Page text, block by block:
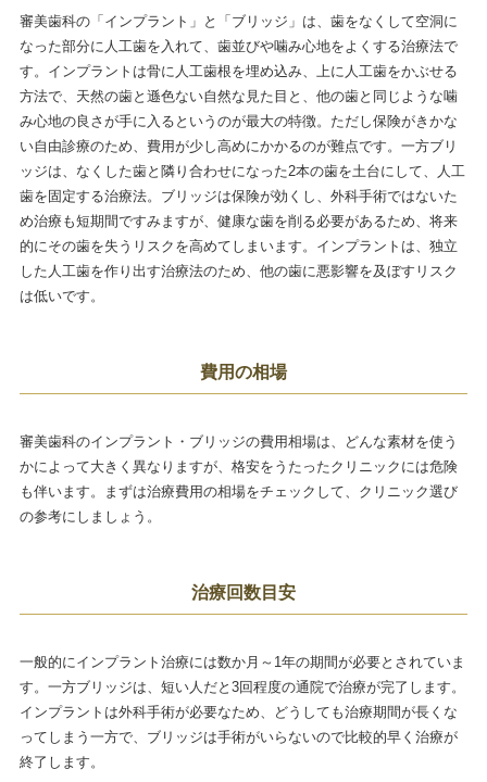
審美歯科の「インプラント」と「ブリッジ」は、歯をなくして空洞に
なった部分に人工歯を入れて、歯並びや噛み心地をよくする治療法で
す。インプラントは骨に人工歯根を埋め込み、上に人工歯をかぶせる
方法で、天然の歯と遜色ない自然な見た目と、他の歯と同じような噛
み心地の良さが手に入るというのが最大の特徴。ただし保険がきかな
い自由診療のため、費用が少し高めにかかるのが難点です。一方ブリ
ッジは、なくした歯と隣り合わせになった2本の歯を土台にして、人工
歯を固定する治療法。ブリッジは保険が効くし、外科手術ではないた
め治療も短期間ですみますが、健康な歯を削る必要があるため、将来
的にその歯を失うリスクを高めてしまいます。インプラントは、独立
した人工歯を作り出す治療法のため、他の歯に悪影響を及ぼすリスク
は低いです。
費用の相場
審美歯科のインプラント・ブリッジの費用相場は、どんな素材を使う
かによって大きく異なりますが、格安をうたったクリニックには危険
も伴います。まずは治療費用の相場をチェックして、クリニック選び
の参考にしましょう。
治療回数目安
一般的にインプラント治療には数か月～1年の期間が必要とされていま
す。一方ブリッジは、短い人だと3回程度の通院で治療が完了します。
インプラントは外科手術が必要なため、どうしても治療期間が長くな
ってしまう一方で、ブリッジは手術がいらないので比較的早く治療が
終了します。